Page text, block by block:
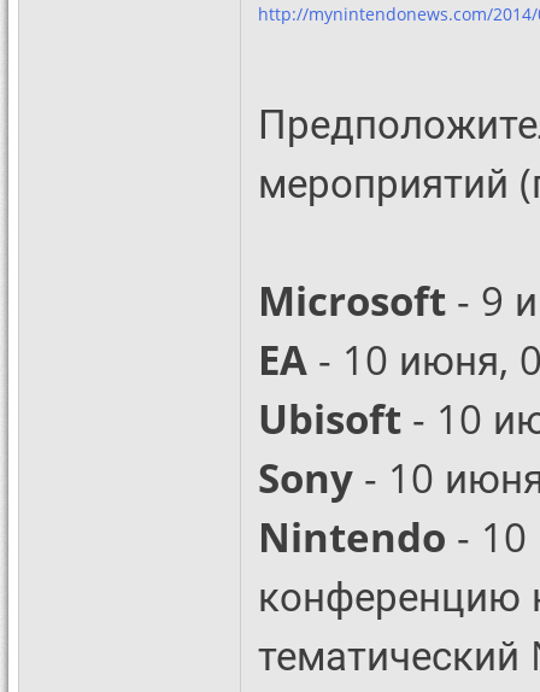
http://mynintendonews.com/
мероприятий
Microsoft - 9
EA - 10 июня,
Ubisoft - 10
Sony - 10
Nintendo - 10
конференцию